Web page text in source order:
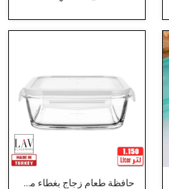
حافظة طعام زجاج بغطاء محكم الاغلاق - لاف